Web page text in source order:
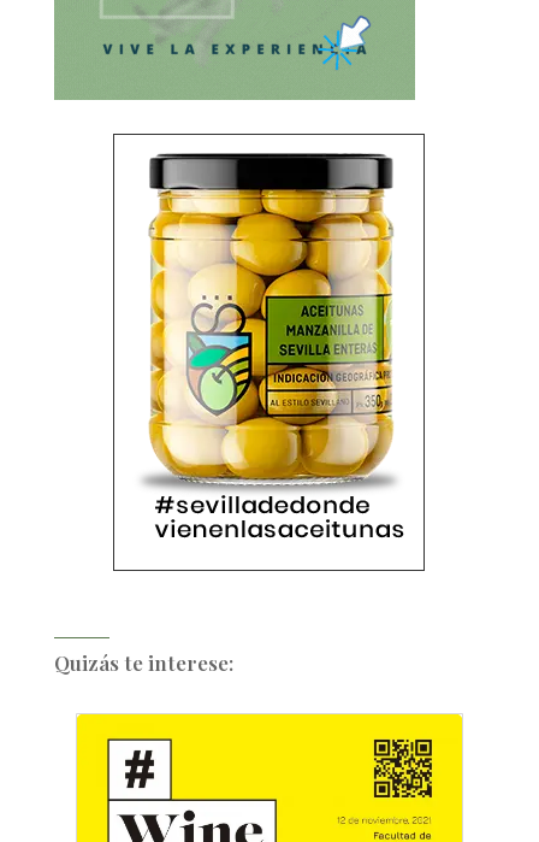
Quizás te interese: